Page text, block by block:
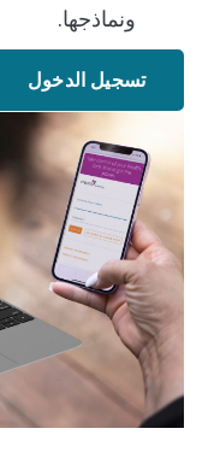
ونماذجها.
تسجيل الدخول